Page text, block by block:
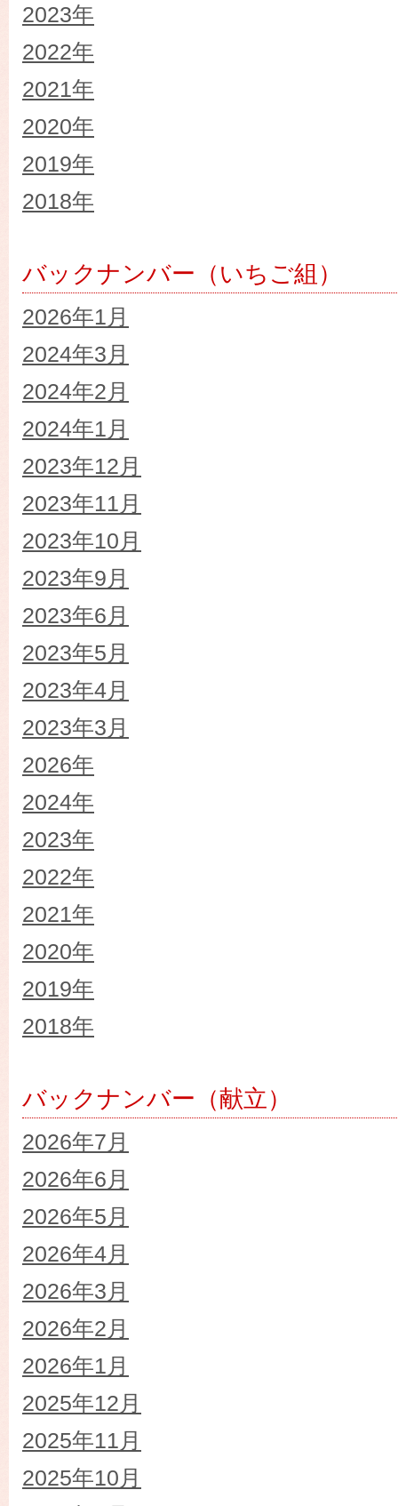
2023年
2022年
2021年
2020年
2019年
2018年
バックナンバー（いちご組）
2026年1月
2024年3月
2024年2月
2024年1月
2023年12月
2023年11月
2023年10月
2023年9月
2023年6月
2023年5月
2023年4月
2023年3月
2026年
2024年
2023年
2022年
2021年
2020年
2019年
2018年
バックナンバー（献立）
2026年7月
2026年6月
2026年5月
2026年4月
2026年3月
2026年2月
2026年1月
2025年12月
2025年11月
2025年10月